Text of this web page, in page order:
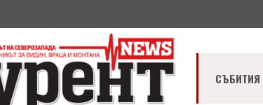
СЪБИТИЯ